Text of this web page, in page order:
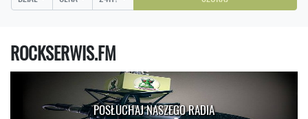
ROCKSERWIS.FM
POSŁUCHAJ NASZEGO RADIA